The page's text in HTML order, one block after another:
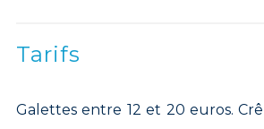
Tarifs
Galettes entre 12 et 20 euros.